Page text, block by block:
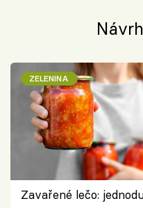
ZELENINA
Zavařené lečo: